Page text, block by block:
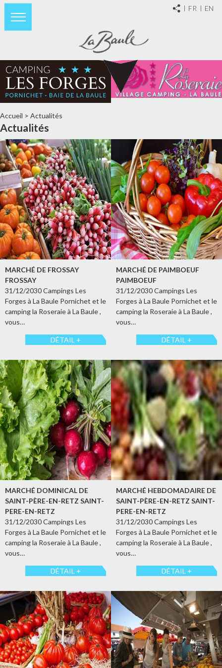
FR EN
Accueil > Actualités
Actualités
MARCHÉ DE FROSSAY
FROSSAY
31/12/2030 Campings Les
Forges à La Baule Pornichet et le
camping la Roseraie à La Baule ,
vous…
DÉTAIL +
MARCHÉ DE PAIMBOEUF
PAIMBOEUF
31/12/2030 Campings Les
Forges à La Baule Pornichet et le
camping la Roseraie à La Baule ,
vous…
DÉTAIL +
MARCHÉ DOMINICAL DE
SAINT-PÈRE-EN-RETZ SAINT-
PERE-EN-RETZ
31/12/2030 Campings Les
Forges à La Baule Pornichet et le
camping la Roseraie à La Baule ,
vous…
DÉTAIL +
MARCHÉ HEBDOMADAIRE DE
SAINT-PÈRE-EN-RETZ SAINT-
PERE-EN-RETZ
31/12/2030 Campings Les
Forges à La Baule Pornichet et le
camping la Roseraie à La Baule ,
vous…
DÉTAIL +